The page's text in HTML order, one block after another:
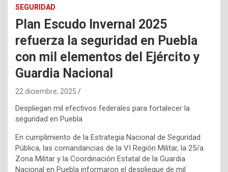
SEGURIDAD
Plan Escudo Invernal 2025
refuerza la seguridad en Puebla
con mil elementos del Ejército y
Guardia Nacional
22 diciembre, 2025
Despliegan mil efectivos federales para fortalecer la
seguridad en Puebla
En cumplimiento de la Estrategia Nacional de Seguridad
Pública, las comandancias de la VI Región Militar, la 25/a
Zona Militar y la Coordinación Estatal de la Guardia
Nacional en Puebla informaron el despliegue de mil